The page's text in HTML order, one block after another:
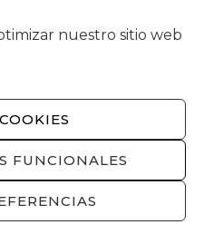
nuestro sitio web
FUNCIONALES
para la finalidad